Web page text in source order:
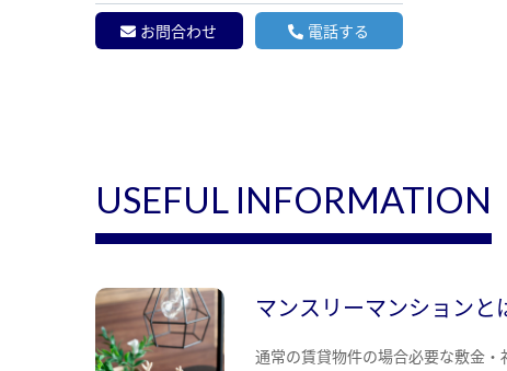
お問合わせ 電話する
USEFUL INFORMATION
マンスリーマンションと
通常の賃貸物件の場合必要な敷金